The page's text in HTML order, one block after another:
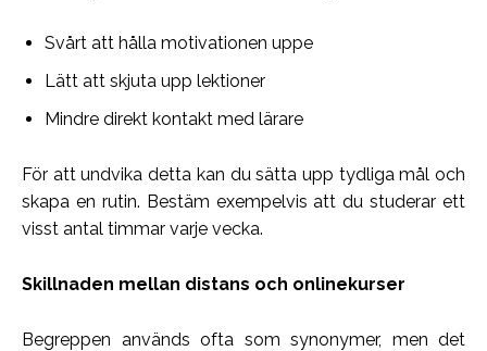
Svårt att hålla motivationen uppe
Lätt att skjuta upp lektioner
Mindre direkt kontakt med lärare
För att undvika detta kan du sätta upp tydliga mål och
skapa en rutin. Bestäm exempelvis att du studerar ett
visst antal timmar varje vecka.
Skillnaden mellan distans och onlinekurser
Begreppen används ofta som synonymer, men det